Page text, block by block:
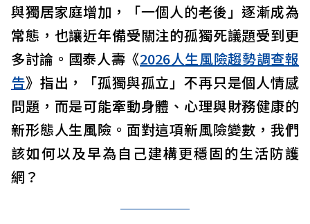
與獨居家庭增加，「一個人的老後」逐漸成為
常態，也讓近年備受關注的孤獨死議題受到更
多討論。國泰人壽《2026人生風險趨勢調查報
告》指出，「孤獨與孤立」不再只是個人情感
問題，而是可能牽動身體、心理與財務健康的
新形態人生風險。面對這項新風險變數，我們
該如何以及早為自己建構更穩固的生活防護
網？